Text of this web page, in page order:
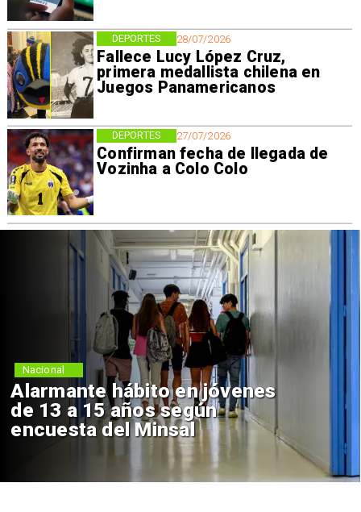
28/07/2026
Fallece Lucy López Cruz,
primera medallista chilena en
Juegos Panamericanos
DEPORTES
27/07/2026
Confirman fecha de llegada de
Vozinha a Colo Colo
DEPORTES
Alarmante hábito en jóvenes
de 13 a 15 años según
encuesta del Minsal
Nacional